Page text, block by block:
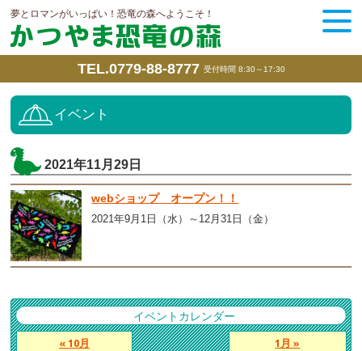
夢とロマンがいっぱい！恐竜の森へようこそ！
TEL.0779-88-8777 受付時間 8:30～17:30
イベント
2021年11月29日
webショップ オープン！！
2021年9月1日（水）～12月31日（金）
イベントカレンダー
« 10月 1月 »